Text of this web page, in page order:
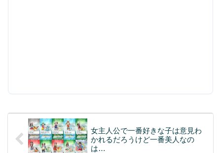
女主人公で一番好きな子は意見わ
かれるだろうけど一番美人なの
は…